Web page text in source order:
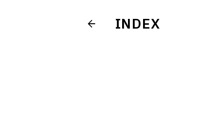
INDEX